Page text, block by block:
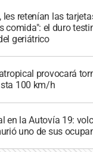
les retenían las
comida": el duro
geriátrico
provocará
100 km/h
en la Autovía 19:
uno de sus